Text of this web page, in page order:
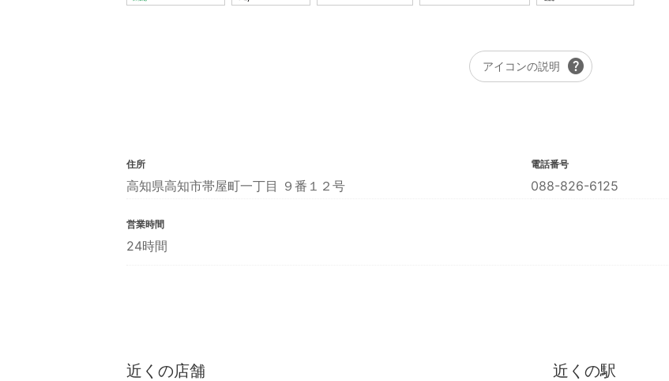
アイコンの説明 help
住所
高知県高知市帯屋町一丁目 ９番１２号
電話番号
088-826-6125
営業時間
24時間
近くの店舗 近くの駅